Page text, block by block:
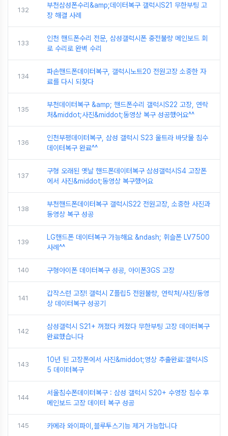
132
부천삼성폰수리&amp;데이터복구 갤럭시S21 무한부팅 고
장 해결 사례
133
인천 핸드폰수리 전문, 삼성갤럭시폰 충전불량 메인보드 회
로 수리로 완벽 수리
134
파손핸드폰데이터복구, 갤럭시노트20 전원고장 소중한 자
료를 다시 되찾다
135
부천데이터복구 &amp; 핸드폰수리 갤럭시S22 고장, 연락
처&middot;사진&middot;동영상 복구 성공했어요^^
136
인천부평데이터복구, 삼성 갤럭시 S23 울트라 바닷물 침수
데이터복구 완료^^
137
구형 오래된 옛날 핸드폰데이터복구 삼성갤럭시S4 고장폰
에서 사진&middot;동영상 복구했어요
138
부천핸드폰데이터복구 갤럭시S22 전원고장, 소중한 사진과
동영상 복구 성공
139
LG핸드폰 데이터복구 가능해요 &ndash; 휘슬폰 LV7500
사례^^
140 구형아이폰 데이터복구 성공, 아이폰3GS 고장
141
갑작스런 고장! 갤럭시 Z플립5 전원불량, 연락처/사진/동영
상 데이터복구 성공기
142
삼성갤럭시 S21+ 꺼졌다 켜졌다 무한부팅 고장 데이터복구
완료했습니다
143
10년 된 고장폰에서 사진&middot;영상 추출완료:갤럭시S
5 데이터복구
144
서울침수폰데이터복구 : 삼성 갤럭시 S20+ 수영장 침수 후
메인보드 고장 데이터 복구 성공
145 카메라 와이파이,블루투스기능 제거 가능합니다